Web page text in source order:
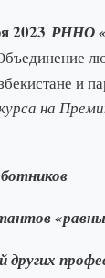
2023 РННО
и
на
других